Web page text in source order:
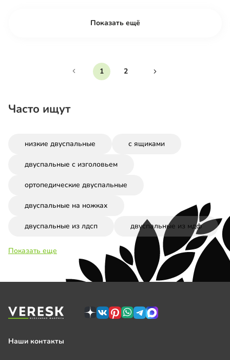
Показать ещё
1 2
Часто ищут
низкие двуспальные с ящиками
двуспальные с изголовьем
ортопедические двуспальные
двуспальные на ножках
двуспальные из лдсп двуспальные из мдф
Показать еще
Наши контакты